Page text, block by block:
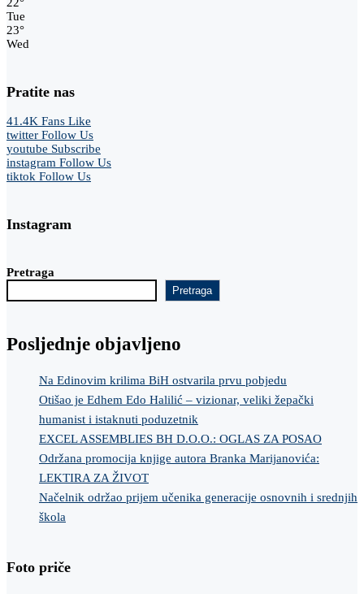
Tue
23°
Wed
Pratite nas
41.4K Fans Like
twitter Follow Us
youtube Subscribe
instagram Follow Us
tiktok Follow Us
Instagram
Pretraga
Pretraga
Posljednje objavljeno
Na Edinovim krilima BiH ostvarila prvu pobjedu
Otišao je Edhem Edo Halilić – vizionar, veliki žepački
humanist i istaknuti poduzetnik
EXCEL ASSEMBLIES BH D.O.O.: OGLAS ZA POSAO
Održana promocija knjige autora Branka Marijanovića:
LEKTIRA ZA ŽIVOT
Načelnik održao prijem učenika generacije osnovnih i srednjih
škola
Foto priče